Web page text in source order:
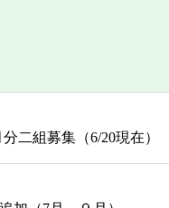
二組募集（6/20現在）